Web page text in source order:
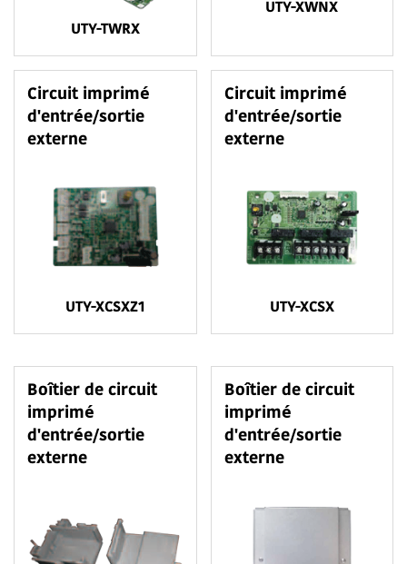
UTY-TWRX
UTY-XWNX
Circuit imprimé
d'entrée/sortie
externe
UTY-XCSXZ1
Circuit imprimé
d'entrée/sortie
externe
UTY-XCSX
Boîtier de circuit
imprimé
d'entrée/sortie
externe
Boîtier de circuit
imprimé
d'entrée/sortie
externe